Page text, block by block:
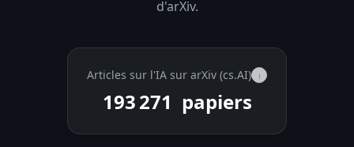
d'arXiv.
Articles sur l'IA sur arXiv (cs.AI) i
193 271 papiers